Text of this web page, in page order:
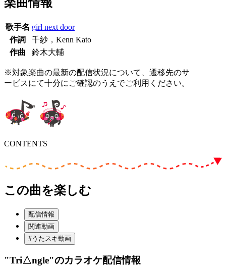
歌手名 girl next door
作詞
千紗，Kenn Kato
作曲
鈴木大輔
※対象楽曲の最新の配信状況について、遷移先のサ
ービスにて十分にご確認のうえでご利用ください。
CONTENTS
この曲を楽しむ
配信情報
関連動画
#うたスキ動画
"Tri△ngle"のカラオケ配信情報